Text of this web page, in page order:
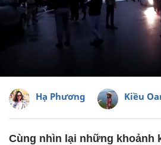
Hạ Phương Kiều
Cùng nhìn lại những khoảnh